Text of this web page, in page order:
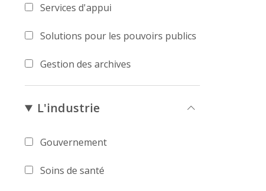
Services d'appui
Solutions pour les pouvoirs publics
Gestion des archives
L'industrie
Gouvernement
Soins de santé